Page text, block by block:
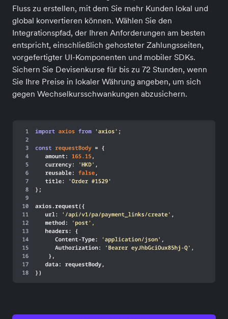
Fluss zu erstellen, mit dem Sie mehr Kunden lokal und
global konvertieren können. Wählen Sie den
Integrationspfad, der Ihren Anforderungen am besten
entspricht, einschließlich gehosteter Zahlungsseiten,
vorgefertigter UI-Komponenten und mobiler SDKs.
Sichern Sie Devisenkurse für bis zu 72 Stunden, wenn
Sie Ihre Preise in lokaler Währung angeben, um sich
gegen Wechselkursschwankungen abzusichern.